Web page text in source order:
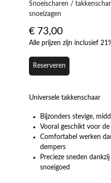
Snoeischaren /
snoeizagen
€ 73,00
Alle prijzen zijn inclusief
Reserveren
Universele takkenschaar
Bijzonders stevige,
Vooral geschikt voor
Comfortabel werken
dempers
Precieze sneden
snoeigoed